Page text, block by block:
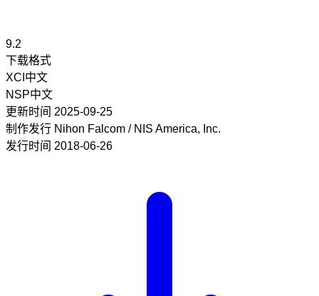
9.2
下载格式
XCI 中文
NSP中文
更新时间 2025-09-25
制作发行 Nihon Falcom / NIS America, Inc.
发行时间 2018-06-26